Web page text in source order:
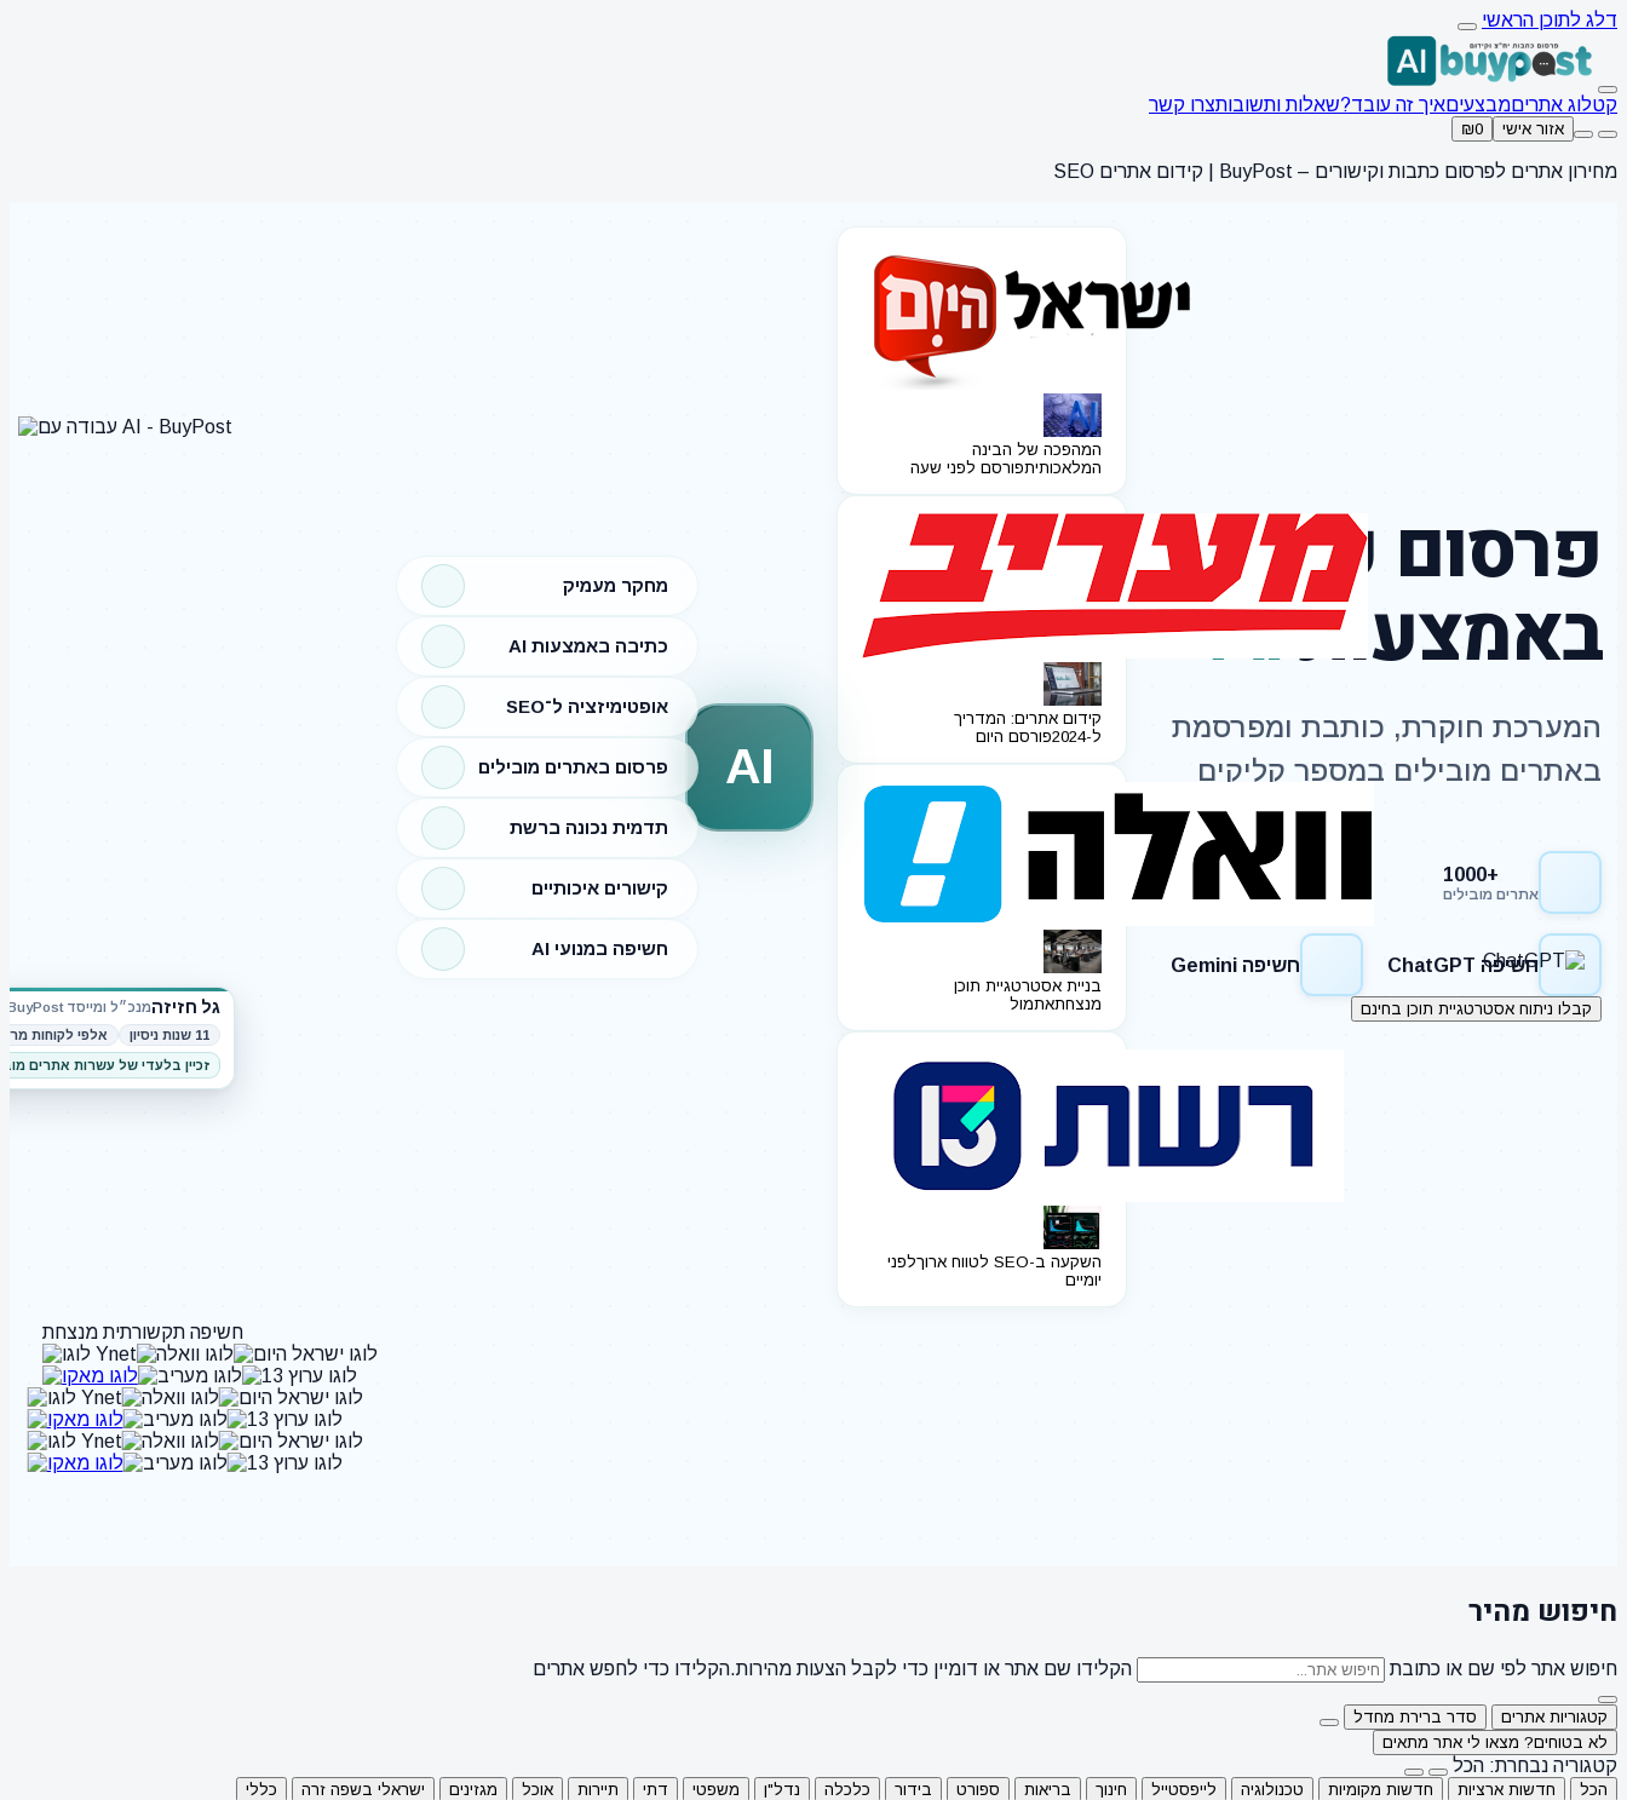
דלג לתוכן הראשי
קטלוג אתריםמבצעיםאיך זה עובד?שאלות ותשובותצרו קשר
אזור אישי ₪0
מחירון אתרים לפרסום כתבות וקישורים – BuyPost | קידום אתרים SEO
גל חזיזהמנכ״ל ומייסד BuyPost
11 שנות ניסיון
אלפי לקוחות
זכיין בלעדי של עשרות אתרים
מחקר מעמיק
כתיבה באמצעות AI
אופטימיזציה ל־SEO
פרסום באתרים מובילים
תדמית נכונה ברשת
קישורים איכותיים
חשיפה במנועי AI
AI
המהפכה של הבינה
המלאכותיתפורסם לפני שעה
קידום אתרים: המדריך
ל-2024
פורסם היום
בניית אסטרטגיית תוכן
מנצחתאתמול
השקעה ב-SEO לטווח ארוך
לפני
יומיים
פרסום כתבות
באמצעותAI
המערכת חוקרת, כותבת ומפרסמת
באתרים מובילים במספר קליקים
+1000
אתרים מובילים
חשיפה Google
חשיפה ChatGPT חשיפה Gemini
קבלו ניתוח אסטרטגיית תוכן בחינם
חשיפה תקשורתית מנצחת
חיפוש מהיר
חיפוש אתר לפי שם או כתובת הקלידו שם אתר או דומיין כדי לקבל הצעות מהירות.הקלידו כדי לחפש אתרים
קטגוריות אתרים
סדר ברירת מחדל
לא בטוחים? מצאו לי אתר מתאים
קטגוריה נבחרת: הכל
הכל חדשות ארציות חדשות מקומיות טכנולוגיה לייפסטייל חינוך בריאות ספורט בידור כלכלה נדל"ן משפטי דתי תיירות אוכל מגזינים ישראלי בשפה זרה כללי